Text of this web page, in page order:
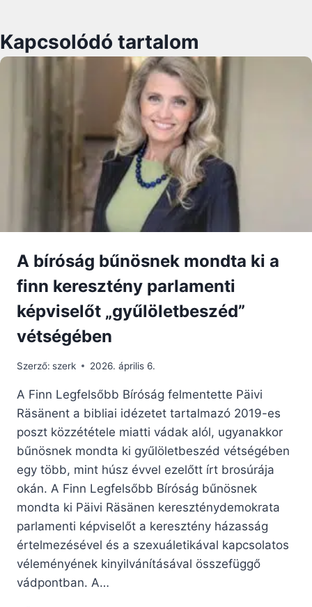
Kapcsolódó tartalom
A bíróság bűnösnek mondta ki a
finn keresztény parlamenti
képviselőt „gyűlöletbeszéd”
vétségében
Szerző: szerk 2026. április 6.
A Finn Legfelsőbb Bíróság felmentette Päivi
Räsänent a bibliai idézetet tartalmazó 2019-es
poszt közzététele miatti vádak alól, ugyanakkor
bűnösnek mondta ki gyűlöletbeszéd vétségében
egy több, mint húsz évvel ezelőtt írt brosúrája
okán. A Finn Legfelsőbb Bíróság bűnösnek
mondta ki Päivi Räsänen kereszténydemokrata
parlamenti képviselőt a keresztény házasság
értelmezésével és a szexuáletikával kapcsolatos
véleményének kinyilvánításával összefüggő
vádpontban. A…